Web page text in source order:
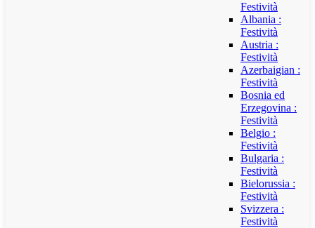
Festività
Albania :
Festività
Austria :
Festività
Azerbaigian :
Festività
Bosnia ed
Erzegovina :
Festività
Belgio :
Festività
Bulgaria :
Festività
Bielorussia :
Festività
Svizzera :
Festività